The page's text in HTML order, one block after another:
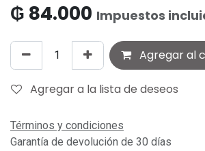
₲ 84.000 Impuestos
Agregar al
Agregar a la lista de deseos
Términos y condiciones
Garantía de devolución de 30 días